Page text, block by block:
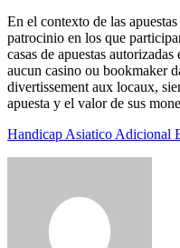
En el contexto de las
patrocinio en los que
casas de apuestas
aucun casino ou bookmaker
divertissement aux locaux,
apuesta y el valor de sus
Handicap Asiatico Adicional